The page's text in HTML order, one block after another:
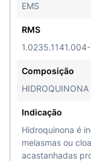
EMS
RMS
Composição
Indicação
Hidroquinona é
melasmas ou
acastanhadas